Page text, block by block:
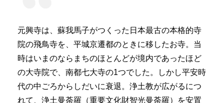
元興寺は、蘇我馬子がつくった日本最古の本格的寺
院の飛鳥寺を、平城京遷都のときに移したお寺。当
時はいまのならまちのほとんどが境内であったほど
の大寺院で、南都七大寺の1つでした。しかし平安時
代の中ごろからしだいに衰退。浄土教が広がるにつ
れて、浄土曼荼羅（重要文化財智光曼荼羅）を安置